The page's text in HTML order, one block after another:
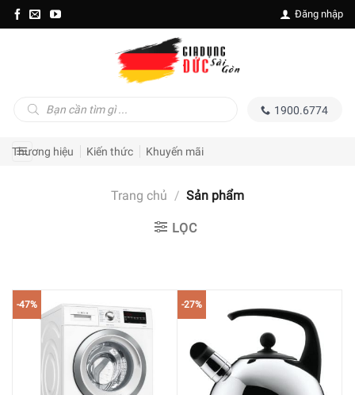
Skip
to
Đăng nhập
kiếm
1900.6774
Thương hiệu Kiến thức Khuyến mãi
Trang chủ / Sản phẩm
LỌC
-47% -27%